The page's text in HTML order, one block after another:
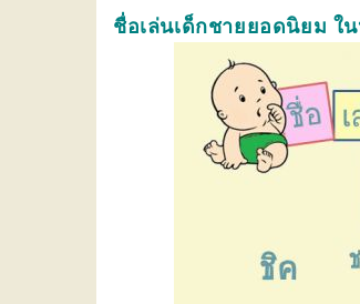
ชื่อเล่นเด็กชายยอดนิยม ใ